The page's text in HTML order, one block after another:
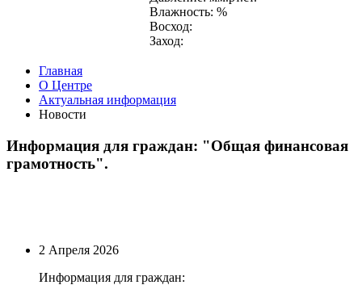
Влажность: %
Восход:
Заход:
Главная
О Центре
Актуальная информация
Новости
Информация для граждан: "Общая финансовая
грамотность".
2 Апреля 2026
Информация для граждан: